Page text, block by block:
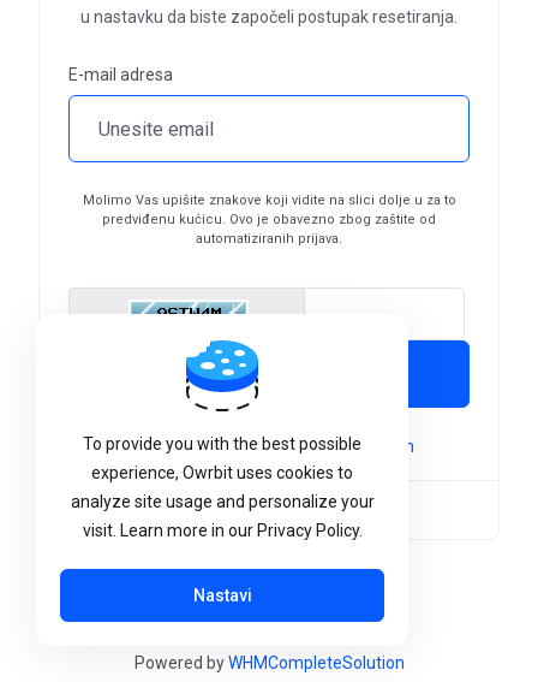
u nastavku da biste započeli postupak resetiranja.
E-mail adresa
Molimo Vas upišite znakove koji vidite na slici dolje u za to
predviđenu kućicu. Ovo je obavezno zbog zaštite od
automatiziranih prijava.
Pošalji
Not a member yet?Stvorite novi račun
Jezik:Hrvatski
Powered byWHMCompleteSolution
To provide you with the best possible
experience, Owrbit uses cookies to
analyze site usage and personalize your
visit. Learn more in our Privacy Policy.
Nastavi